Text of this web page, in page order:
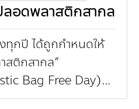
อดพลาสติกสากล
กปี ได้ถูกกำหนดให้
สติกสากล”
Bag Free Day)
โดยองค์กร